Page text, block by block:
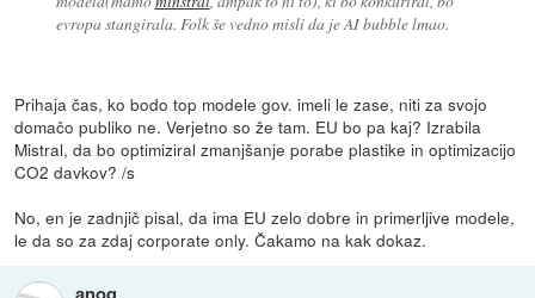
evropa stangirala. Folk še vedno misli da je AI bubble lmao.
Prihaja čas, ko bodo top modele gov. imeli le zase, niti za svojo
domačo publiko ne. Verjetno so že tam. EU bo pa kaj? Izrabila
Mistral, da bo optimiziral zmanjšanje porabe plastike in optimizacijo
CO2 davkov? /s
No, en je zadnjič pisal, da ima EU zelo dobre in primerljive modele,
le da so za zdaj corporate only. Čakamo na kak dokaz.